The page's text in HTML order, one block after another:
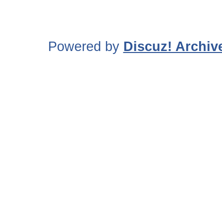
Powered by Discuz!